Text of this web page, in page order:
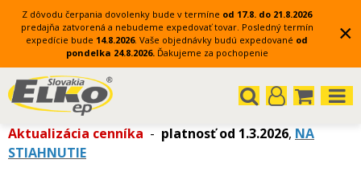
Z dôvodu čerpania dovolenky bude v termíne od 17.8. do 21.8.2026
predajňa zatvorená a nebudeme expedovať tovar. Posledný termín
expedície bude 14.8.2026. Vaše objednávky budú expedované od
pondelka 24.8.2026. Ďakujeme za pochopenie
×
Aktualizácia cenníka - platnosť od 1.3.2026, NA
STIAHNUTIE